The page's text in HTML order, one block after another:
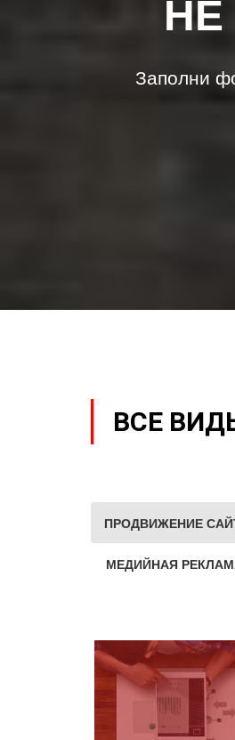
Заполни
ВСЕ
ПРОДВИЖЕНИЕ
МЕДИЙНАЯ